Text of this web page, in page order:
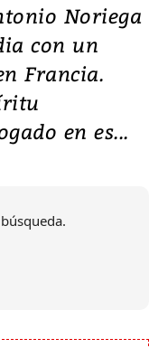
Noriega
con un
Francia.
en es...
lanza su
con
inversión
educación y
y escuetas